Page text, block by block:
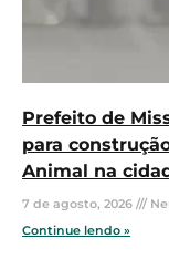
Prefeito de
para
Animal na
7 de agosto, 2026
Continue lendo »